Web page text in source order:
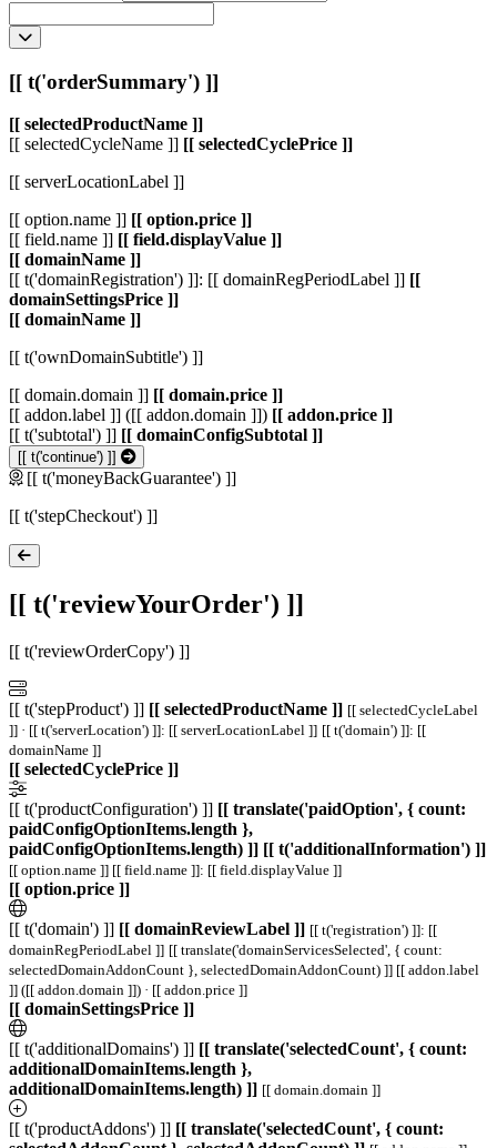
[[ t('orderSummary') ]]
[[ selectedProductName ]]
[[ selectedCycleName ]] [[ selectedCyclePrice ]]
[[ serverLocationLabel ]]
[[ option.name ]] [[ option.price ]]
[[ field.name ]] [[ field.displayValue ]]
[[ domainName ]]
[[ t('domainRegistration') ]]: [[ domainRegPeriodLabel ]] [[
domainSettingsPrice ]]
[[ domainName ]]
[[ t('ownDomainSubtitle') ]]
[[ domain.domain ]] [[ domain.price ]]
[[ addon.label ]] ([[ addon.domain ]]) [[ addon.price ]]
[[ t('subtotal') ]] [[ domainConfigSubtotal ]]
[[ t('continue') ]]
[[ t('moneyBackGuarantee') ]]
[[ t('stepCheckout') ]]
[[ t('reviewYourOrder') ]]
[[ t('reviewOrderCopy') ]]
[[ t('stepProduct') ]] [[ selectedProductName ]] [[ selectedCycleLabel
]] · [[ t('serverLocation') ]]: [[ serverLocationLabel ]] [[ t('domain') ]]: [[
domainName ]]
[[ selectedCyclePrice ]]
[[ t('productConfiguration') ]] [[ translate('paidOption', { count:
paidConfigOptionItems.length },
paidConfigOptionItems.length) ]] [[ t('additionalInformation') ]]
[[ option.name ]] [[ field.name ]]: [[ field.displayValue ]]
[[ option.price ]]
[[ t('domain') ]] [[ domainReviewLabel ]] [[ t('registration') ]]: [[
domainRegPeriodLabel ]] [[ translate('domainServicesSelected', { count:
selectedDomainAddonCount }, selectedDomainAddonCount) ]] [[ addon.label
]] ([[ addon.domain ]]) · [[ addon.price ]]
[[ domainSettingsPrice ]]
[[ t('additionalDomains') ]] [[ translate('selectedCount', { count:
additionalDomainItems.length },
additionalDomainItems.length) ]] [[ domain.domain ]]
[[ t('productAddons') ]] [[ translate('selectedCount', { count: